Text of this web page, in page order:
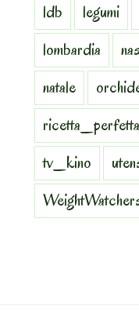
ldb
legumi
lombardia
natale
ricetta_perfetta
tv_kino